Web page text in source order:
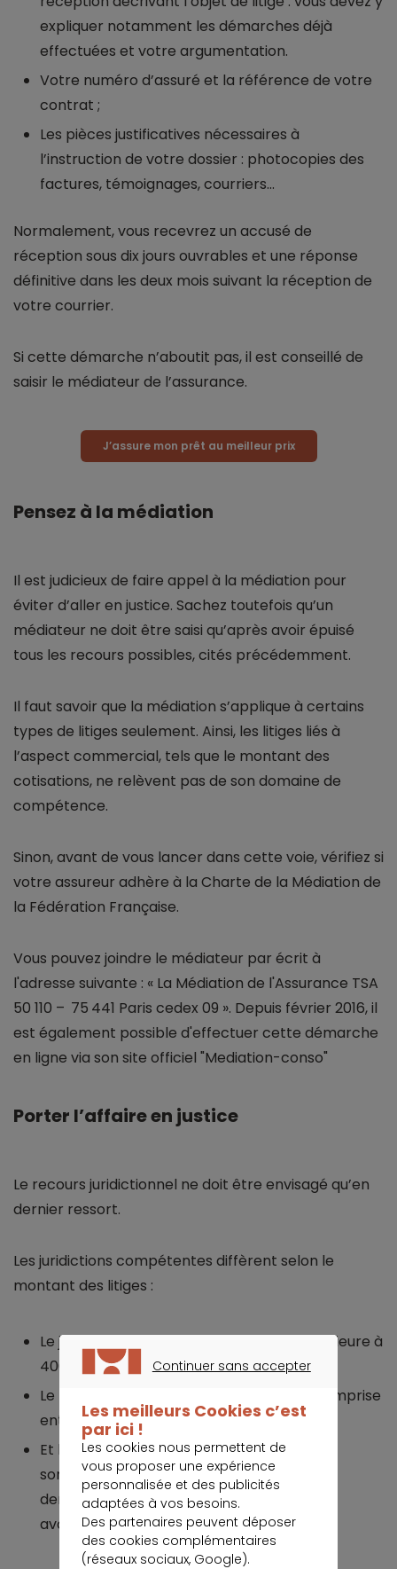
expliquer notamment les démarches déjà
effectuées et votre argumentation.
Votre numéro d’assuré et la référence de votre
contrat ;
Les pièces justificatives nécessaires à
l’instruction de votre dossier : photocopies des
factures, témoignages, courriers...
Normalement, vous recevrez un accusé de
réception sous dix jours ouvrables et une réponse
définitive dans les deux mois suivant la réception de
votre courrier.
Si cette démarche n’aboutit pas, il est conseillé de
saisir le médiateur de l’assurance.
J’assure mon prêt au meilleur prix
Pensez à la médiation
Il est judicieux de faire appel à la médiation pour
éviter d’aller en justice. Sachez toutefois qu’un
médiateur ne doit être saisi qu’après avoir épuisé
tous les recours possibles, cités précédemment.
Il faut savoir que la médiation s’applique à certains
types de litiges seulement. Ainsi, les litiges liés à
l’aspect commercial, tels que le montant des
cotisations, ne relèvent pas de son domaine de
compétence.
Sinon, avant de vous lancer dans cette voie, vérifiez si
votre assureur adhère à la Charte de la Médiation de
la Fédération Française.
Vous pouvez joindre le médiateur par écrit à
l'adresse suivante : « La Médiation de l'Assurance TSA
50 110 – 75 441 Paris cedex 09 ». Depuis février 2016, il
est également possible d'effectuer cette démarche
en ligne via son site officiel "Mediation-conso"
Porter l’affaire en justice
Le recours juridictionnel ne doit être envisagé qu’en
dernier ressort.
Les juridictions compétentes diffèrent selon le
montant des litiges :
Le juge de proximité pour une somme inférieure à
4000 euros.
Le tribunal d’instance pour une somme comprise
entre 4000 euros et 10 000 euros ;
Et le tribunal de grande instance pour une
somme supérieure à 10 000 euros. Dans ce
dernier cas, vous devez être assisté par un
avocat.
Continuer sans accepter
Les meilleurs Cookies c’est
par ici !
Les cookies nous permettent de
vous proposer une expérience
personnalisée et des publicités
adaptées à vos besoins.
Des partenaires peuvent déposer
des cookies complémentaires
(réseaux sociaux, Google).